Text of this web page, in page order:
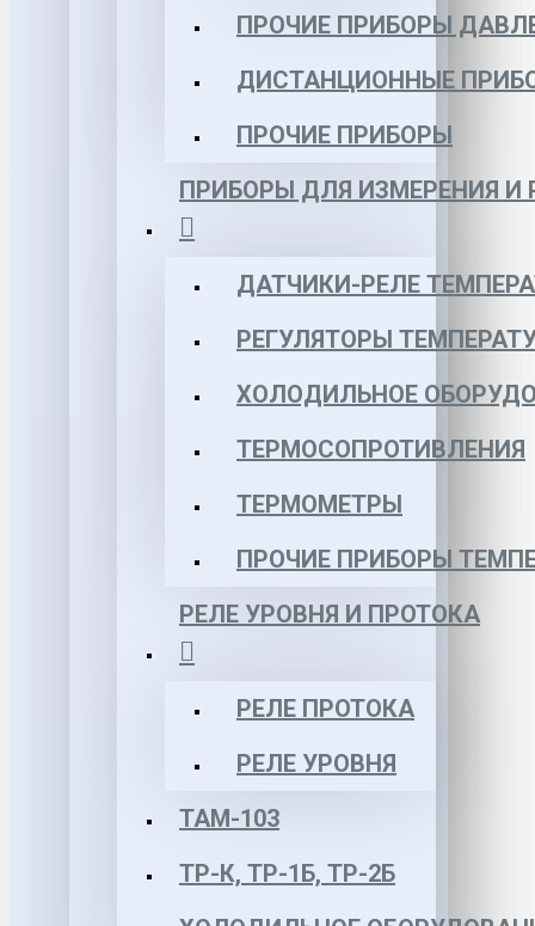
ПРОЧИЕ ПРИБОРЫ
ДИСТАНЦИОННЫЕ
ПРОЧИЕ ПРИБОРЫ
ПРИБОРЫ ДЛЯ ИЗМЕРЕНИЯ И
ДАТЧИКИ-РЕЛЕ
РЕГУЛЯТОРЫ
ХОЛОДИЛЬНОЕ
ТЕРМОСОПРОТИВЛЕНИЯ
ТЕРМОМЕТРЫ
ПРОЧИЕ ПРИБОРЫ
РЕЛЕ УРОВНЯ И ПРОТОКА
РЕЛЕ ПРОТОКА
РЕЛЕ УРОВНЯ
ТАМ-103
ТР-К, ТР-1Б, ТР-2Б